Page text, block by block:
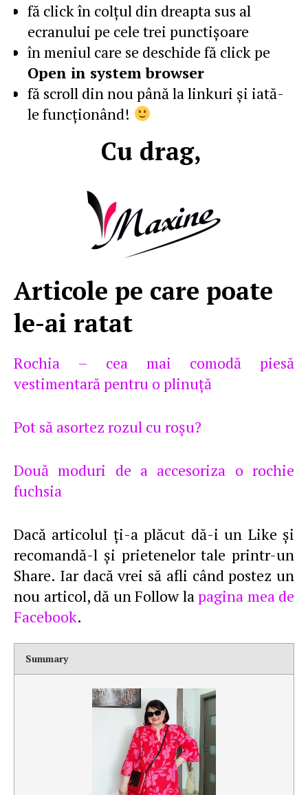
fă click în colţul din dreapta sus al
ecranului pe cele trei punctişoare
în meniul care se deschide fă click pe
Open in system browser
fă scroll din nou până la linkuri şi iată-
le funcţionând!
Cu drag,
Articole pe care poate
le-ai ratat
Rochia – cea mai comodă piesă
vestimentară pentru o plinuță
Pot să asortez rozul cu roşu?
Două moduri de a accesoriza o rochie
fuchsia
Dacă articolul ţi-a plăcut dă-i un Like şi
recomandă-l şi prietenelor tale printr-un
Share. Iar dacă vrei să afli când postez un
nou articol, dă un Follow lapagina mea de
Facebook.
Summary